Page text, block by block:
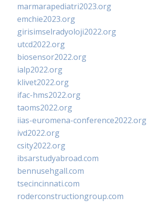
marmarapediatri2023.org
emchie2023.org
girisimselradyoloji2022.org
utcd2022.org
biosensor2022.org
ialp2022.org
klivet2022.org
ifac-hms2022.org
taoms2022.org
iias-euromena-conference2022.org
ivd2022.org
csity2022.org
ibsarstudyabroad.com
bennusehgall.com
tsecincinnati.com
roderconstructiongroup.com